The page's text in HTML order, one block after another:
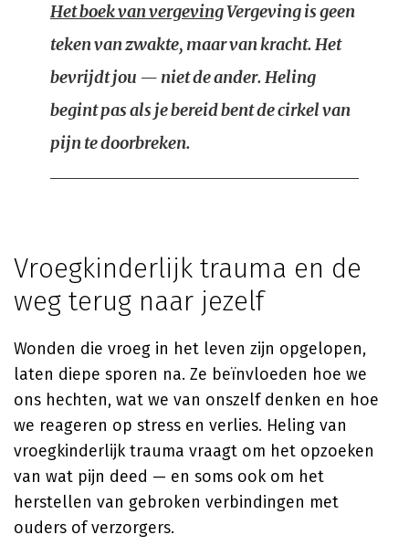
Het boek van vergevingVergeving is geen
teken van zwakte, maar van kracht. Het
bevrijdt jou — niet de ander. Heling
begint pas als je bereid bent de cirkel van
pijn te doorbreken.
Vroegkinderlijk trauma en de
weg terug naar jezelf
Wonden die vroeg in het leven zijn opgelopen,
laten diepe sporen na. Ze beïnvloeden hoe we
ons hechten, wat we van onszelf denken en hoe
we reageren op stress en verlies. Heling van
vroegkinderlijk trauma vraagt om het opzoeken
van wat pijn deed — en soms ook om het
herstellen van gebroken verbindingen met
ouders of verzorgers.